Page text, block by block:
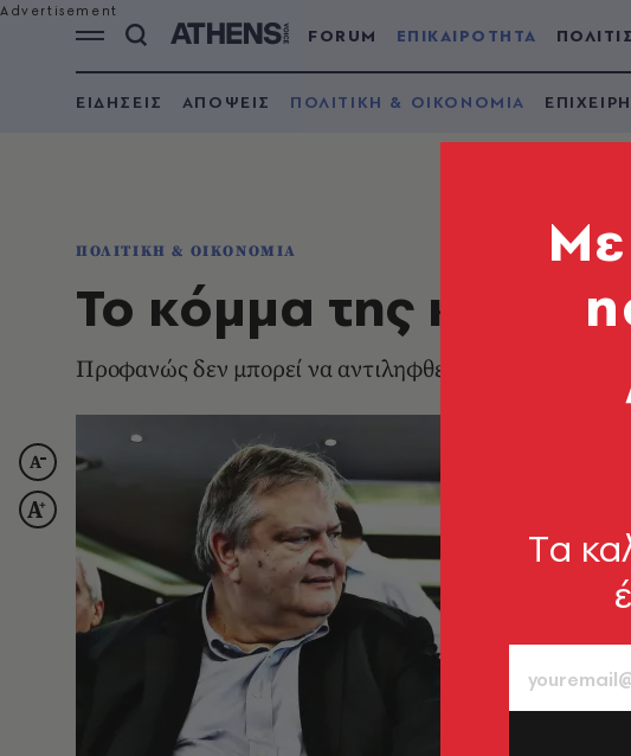
FORUM ΕΠΙΚΑΙΡΟΤΗΤΑ
ΕΙΔΗΣΕΙΣ ΑΠΟΨΕΙΣ ΠΟΛΙΤΙΚΗ & ΟΙΚΟΝΟΜΙΑ
ΠΟΛΙΤΙΚΗ & ΟΙΚΟΝΟΜΙΑ
Το κόμμα της
Προφανώς δεν μπορεί να αντιληφθεί ότι δεν θα
Tα